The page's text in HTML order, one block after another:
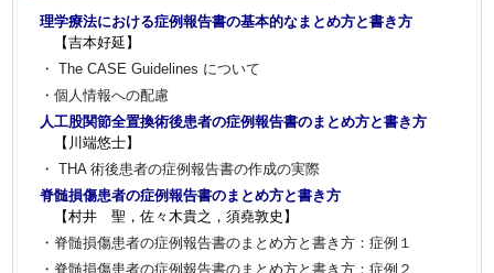
理学療法における症例報告書の基本的なまとめ方と書き方
【吉本好延】
・ The CASE Guidelines について
・個人情報への配慮
人工股関節全置換術後患者の症例報告書のまとめ方と書き方
【川端悠士】
・ THA 術後患者の症例報告書の作成の実際
脊髄損傷患者の症例報告書のまとめ方と書き方
【村井 聖，佐々木貴之，須堯敦史】
・脊髄損傷患者の症例報告書のまとめ方と書き方：症例１
・脊髄損傷患者の症例報告書のまとめ方と書き方：症例２